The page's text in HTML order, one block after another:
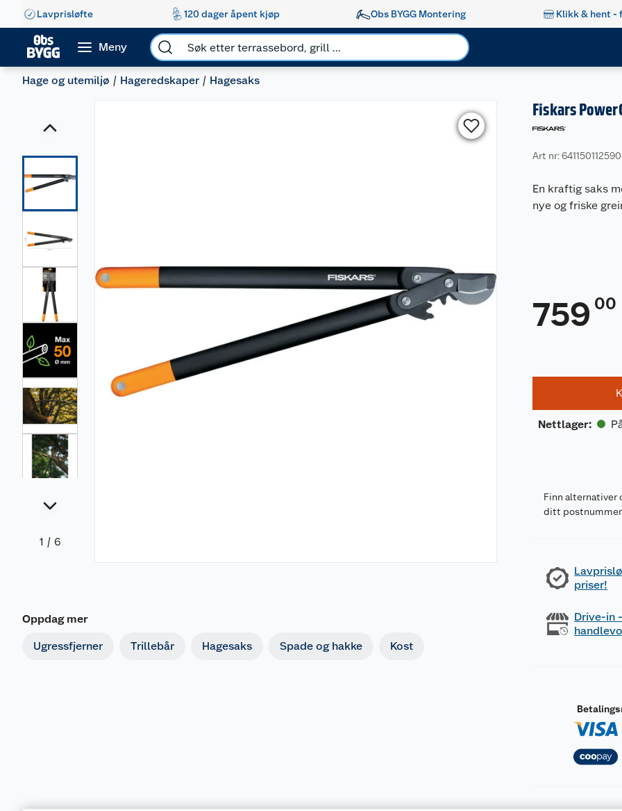
Lavprisløfte 120 dager åpent kjøp Obs BYGG Montering Klikk & hent -
Meny
Hage og utemiljø Hageredskaper Hagesaks
1 / 6
Oppdag mer
Ugressfjerner Trillebår Hagesaks Spade og hakke Kost
Fiskars
Art nr:
En kraftig saks
nye og friske
759 00
Nettlager:
Finn alternativer
ditt postnummer
priser!
Drive-in